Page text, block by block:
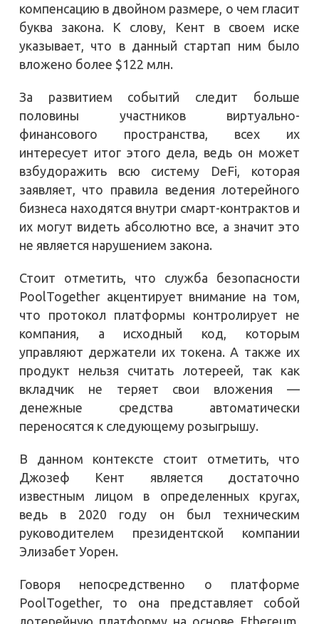
компенсацию в двойном размере, о чем гласит
буква закона. К слову, Кент в своем иске
указывает, что в данный стартап ним было
вложено более $122 млн.
За развитием событий следит больше
половины участников виртуально-
финансового пространства, всех их
интересует итог этого дела, ведь он может
взбудоражить всю систему DeFi, которая
заявляет, что правила ведения лотерейного
бизнеса находятся внутри смарт-контрактов и
их могут видеть абсолютно все, а значит это
не является нарушением закона.
Стоит отметить, что служба безопасности
PoolTogether акцентирует внимание на том,
что протокол платформы контролирует не
компания, а исходный код, которым
управляют держатели их токена. А также их
продукт нельзя считать лотереей, так как
вкладчик не теряет свои вложения —
денежные средства автоматически
переносятся к следующему розыгрышу.
В данном контексте стоит отметить, что
Джозеф Кент является достаточно
известным лицом в определенных кругах,
ведь в 2020 году он был техническим
руководителем президентской компании
Элизабет Уорен.
Говоря непосредственно о платформе
PoolTogether, то она представляет собой
лотерейную платформу на основе Ethereum,